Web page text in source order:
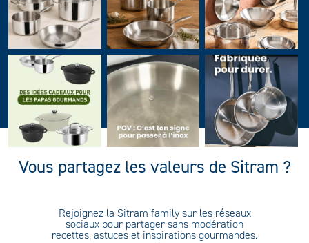
Vous partagez les valeurs de Sitram ?
Rejoignez la Sitram family sur les réseaux
sociaux pour partager sans modération
recettes, astuces et inspirations gourmandes.